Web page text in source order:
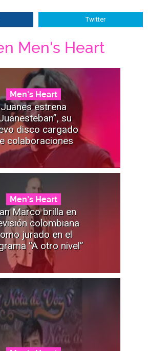
Twitter
Men's Heart
Men's Heart
Juanes estrena
su
disco cargado
colaboraciones
Men's Heart
Marco brilla en
colombiana
jurado en el
“A otro nivel”